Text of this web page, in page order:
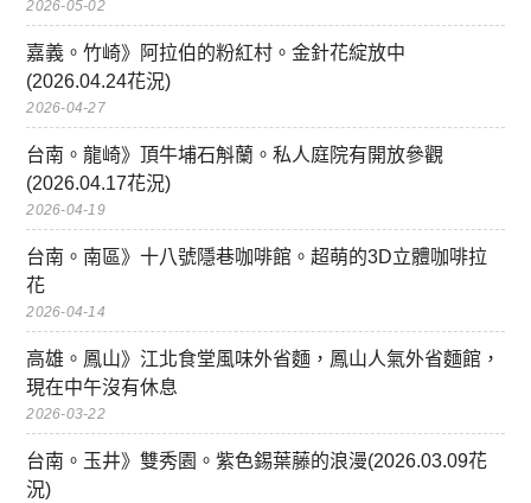
2026-05-02
嘉義。竹崎》阿拉伯的粉紅村。金針花綻放中
(2026.04.24花況)
2026-04-27
台南。龍崎》頂牛埔石斛蘭。私人庭院有開放參觀
(2026.04.17花況)
2026-04-19
台南。南區》十八號隱巷咖啡館。超萌的3D立體咖啡拉
花
2026-04-14
高雄。鳳山》江北食堂風味外省麵，鳳山人氣外省麵館，
現在中午沒有休息
2026-03-22
台南。玉井》雙秀園。紫色錫葉藤的浪漫(2026.03.09花
況)